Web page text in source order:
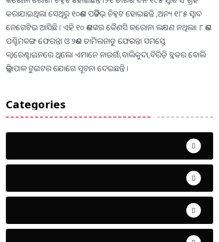
କରାଯାଇଥିଲା ସେଥିରୁ ୧୦ଜଣ ପଜିଟିଭ୍ ଚିହ୍ନଟ ହୋଇଛନ୍ତି ,ଅନ୍ୟ ୧୮୫ ସ୍ୱାବ
ନେଗେଟିଭ ଆସିଛି । ଏହି ୧୦ ଜଣଙ୍କର କୈଣସି କରୋନା ଲକ୍ଷଣ ନଥିଲା। ୮ ଜଣ
ପଶ୍ଚିମବଙ୍ଗ ଫେରନ୍ତା ଓ ୨ଜଣ ତାମିଲନାଡୁ ଫେରନ୍ତା ସମସ୍ତେ
କ୍ବାରେଣ୍ଟାଇନରେ ଥିଲେ। ଏମାନେ ନାଉଗାଁ,ବାଲିକୁଦା,ବିରିଡ଼ି ବ୍ଲକର ବୋଲି
ଜିଲ୍ଲାପାଳ ଟୁଇଟର ଯୋଗେ ସୂଚନା ଦେଇଛନ୍ତି ।
Categories